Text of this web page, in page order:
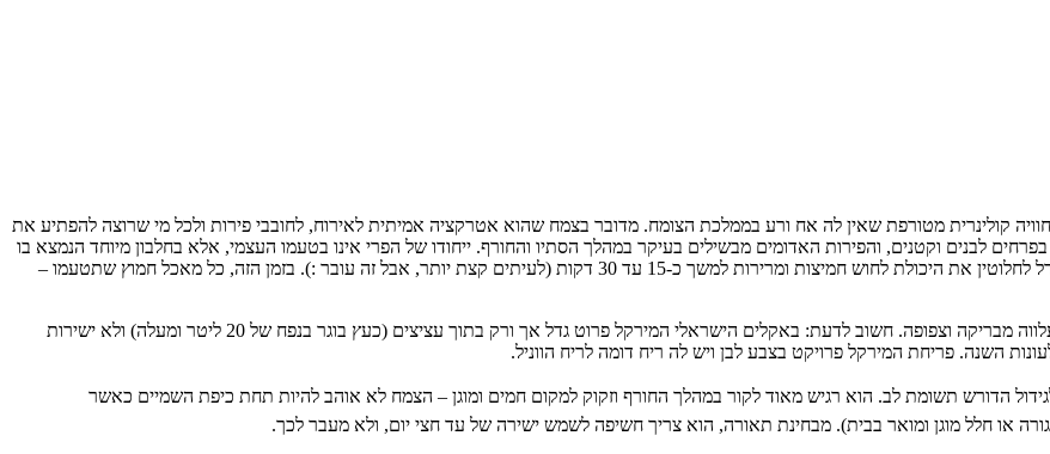
קולינרית מטורפת שאין לה אח ורע בממלכת הצומח. מדובר בצמח שהוא אטרקציה אמיתית לאירוח, לחובבי פירות ולכל מי שרוצה להפתיע את
לבנים וקטנים, והפירות האדומים מבשילים בעיקר במהלך הסתיו והחורף. ייחודו של הפרי אינו בטעמו העצמי, אלא בחלבון מיוחד הנמצא בו
ונקרא מירקולין. לאחר לעיסת ציפת הפרי, החלבון נקשר לבלוטות הטעם ומנטרל לחלוטין את היכולת לחוש חמיצות ומרירות למשך כ-15 עד 30 דקות (לעיתים קצת יותר, אבל זה עובר :). בזמן הזה, כל מאכל חמוץ שתטעמו –
מבנה העץ והגידול: הצמח גדל כשיח-עץ קטן, קומפקטי וירוק-עד, המתאפיין בעלווה מבריקה וצפופה. חשוב לדעת: באקלים הישראלי המירקל פרוט גדל אך ורק בתוך עציצים (כעץ בוגר בנפח של 20 ליטר ומעלה) ולא ישירות
השנה. פריחת המירקל פרויקט בצבע לבן ויש לה ריח דומה לריח הווניל.
הדורש תשומת לב. הוא רגיש מאוד לקור במהלך החורף וזקוק למקום חמים ומוגן – הצמח לא אוהב להיות תחת כיפת השמיים כאשר